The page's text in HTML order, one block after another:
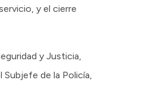
y el cierre
y Justicia,
Subjefe de la Policía,